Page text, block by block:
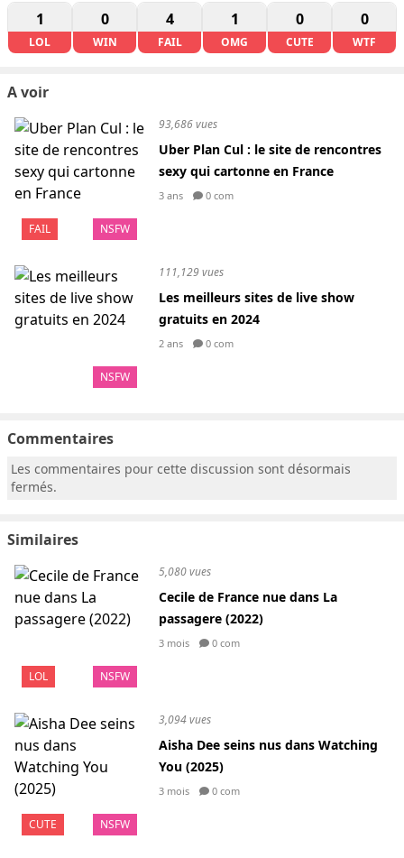
1
LOL
0
WIN
4
FAIL
1
OMG
0
CUTE
0
WTF
A voir
FAIL NSFW
93,686 vues
Uber Plan Cul : le site de rencontres
sexy qui cartonne en France
3 ans 0 com
NSFW
111,129 vues
Les meilleurs sites de live show
gratuits en 2024
2 ans 0 com
Commentaires
Les commentaires pour cette discussion sont désormais
fermés.
Similaires
LOL NSFW
5,080 vues
Cecile de France nue dans La
passagere (2022)
3 mois 0 com
CUTE NSFW
3,094 vues
Aisha Dee seins nus dans Watching
You (2025)
3 mois 0 com